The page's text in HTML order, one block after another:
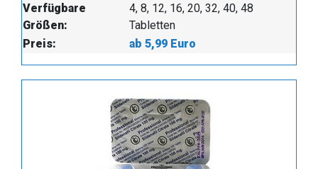
Verfügbare
Größen:
4, 8, 12, 16, 20, 32, 40, 48
Tabletten
Preis:
ab 5,99 Euro